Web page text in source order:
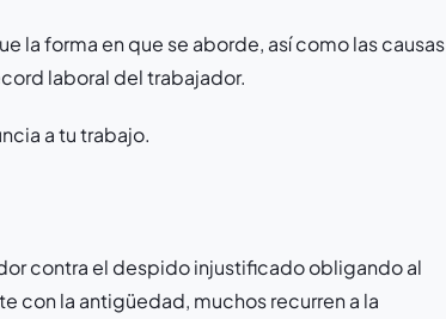
la forma en que se aborde, así como las causas
laboral del trabajador.
a tu trabajo.
contra el despido injustificado obligando al
con la antigüedad, muchos recurren a la